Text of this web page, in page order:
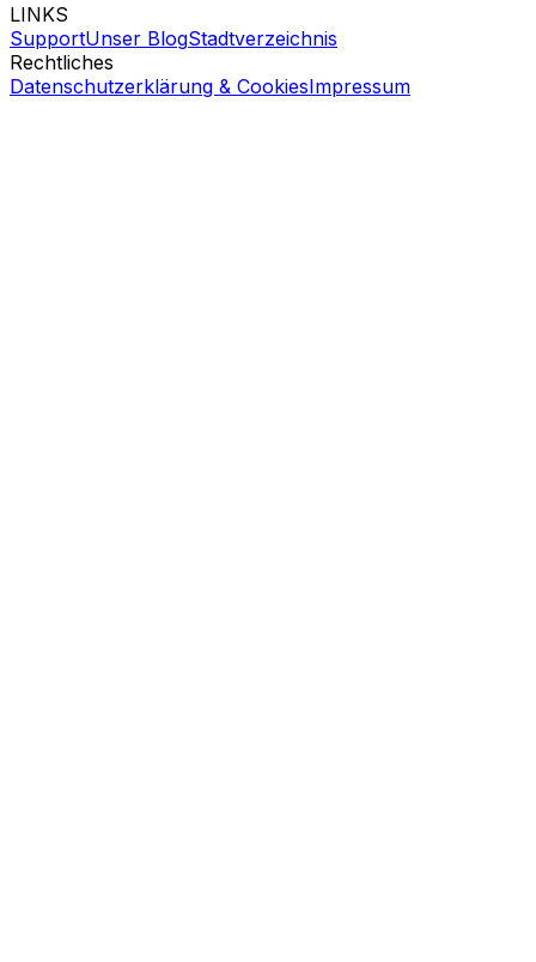
LINKS
SupportUnser BlogStadtverzeichnis
Rechtliches
Datenschutzerklärung & CookiesImpressum